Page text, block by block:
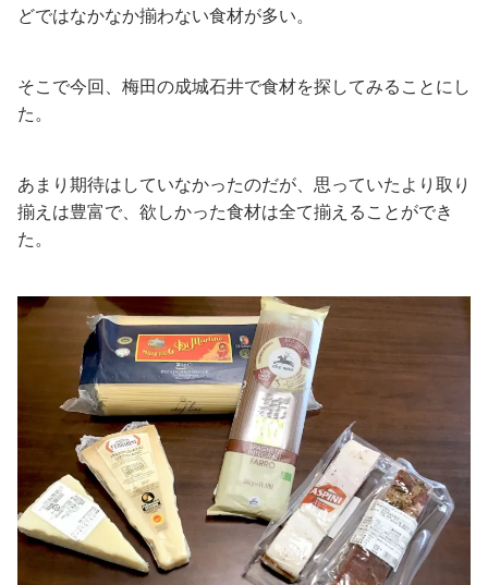
どではなかなか揃わない食材が多い。
そこで今回、梅田の成城石井で食材を探してみることにし
た。
あまり期待はしていなかったのだが、思っていたより取り
揃えは豊富で、欲しかった食材は全て揃えることができ
た。